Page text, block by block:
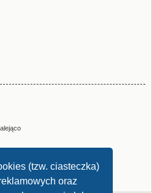
(tzw. ciasteczka)
oraz